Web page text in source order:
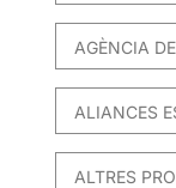
AGÈNCIA
ALIANCES
ALTRES